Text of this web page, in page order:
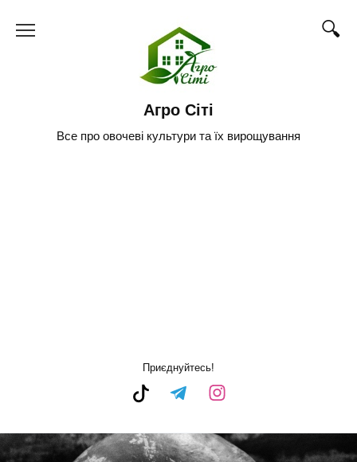
Агро Сіті
Все про овочеві культури та їх вирощування
Приєднуйтесь!